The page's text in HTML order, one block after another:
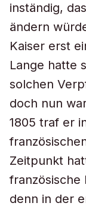
inständig,
ändern
Kaiser erst
Lange hatte
solchen
doch nun
1805 traf er
Zeitpunkt
französische
denn in der